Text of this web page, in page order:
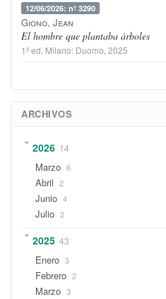
12/06/2026: nº 3290
Giono, Jean
El hombre que plantaba árboles
1ª ed. Milano: Duomo , 2025
ARCHIVOS
2026 14
Marzo 6
Abril 2
Junio 4
Julio 2
2025 43
Enero 3
Febrero 2
Marzo 3